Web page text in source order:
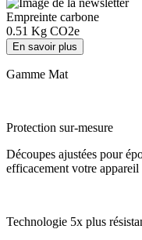
Empreinte carbone
0.51 Kg CO2e
En savoir plus
Gamme Mat
Protection sur-mesure
Découpes ajustées pour
efficacement votre appareil
Technologie 5x plus